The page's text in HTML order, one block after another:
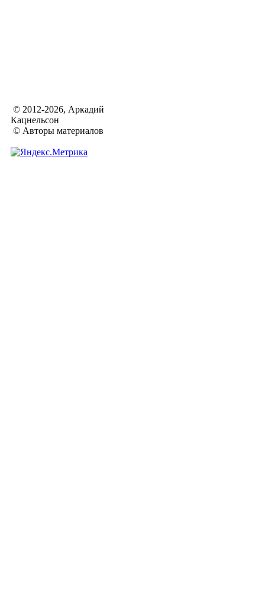
© 2012-2026, Аркадий
Кацнельсон
© Авторы материалов